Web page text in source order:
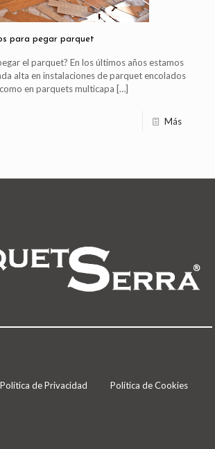
para pegar parquet
el parquet? En los últimos años estamos
alta en instalaciones de parquet encolados
en parquets multicapa […]
Más
Política de Privacidad Política de Cookies